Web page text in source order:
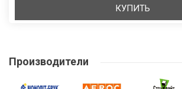
КУПИТЬ
Производители